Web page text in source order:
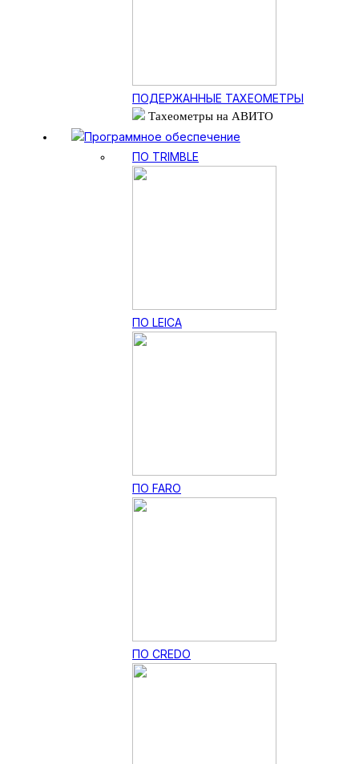
ПОДЕРЖАННЫЕ ТАХЕОМЕТРЫ
Тахеометры на АВИТО
Программное обеспечение
ПО TRIMBLE
ПО LEICA
ПО FARO
ПО CREDO